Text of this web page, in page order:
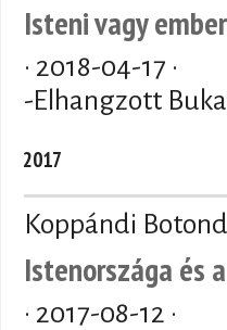
Isteni vagy
· 2018-04-17 ·
-Elhangzott
2017
Koppándi Botond
Istenországa és
· 2017-08-12 ·